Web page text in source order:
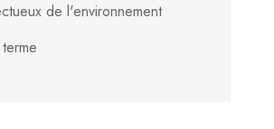
de l'environnement